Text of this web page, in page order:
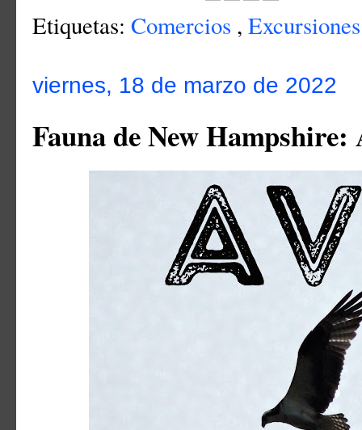
Etiquetas: Comercios ,
viernes, 18 de marzo de 2022
Fauna de New Hampshire: